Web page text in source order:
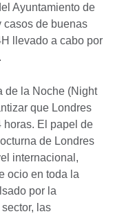
Ayuntamiento de
casos de buenas
llevado a cabo por
de la Noche (Night
que Londres
horas. El papel de
de Londres
internacional,
ocio en toda la
por la
las